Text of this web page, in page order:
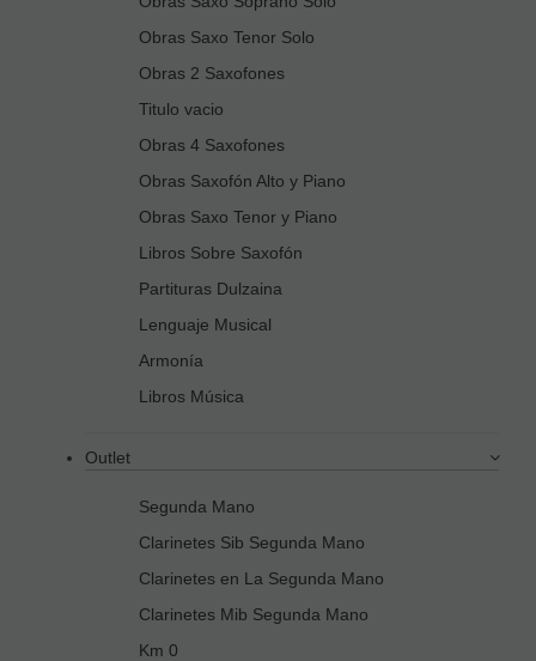
Obras Saxo Tenor Solo
Obras 2 Saxofones
Titulo vacio
Obras 4 Saxofones
Obras Saxofón Alto y Piano
Obras Saxo Tenor y Piano
Libros Sobre Saxofón
Partituras Dulzaina
Lenguaje Musical
Armonía
Libros Música
Outlet
Segunda Mano
Clarinetes Sib Segunda Mano
Clarinetes en La Segunda Mano
Clarinetes Mib Segunda Mano
Km 0